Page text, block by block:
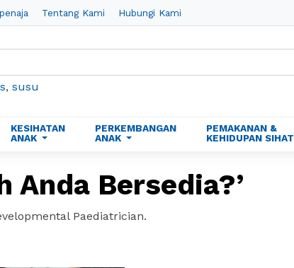
Tentang Kami Hubungi Kami
, susu
KESIHATAN
ANAK
PERKEMBANGAN
ANAK
PEMAKANAN &
KEHIDUPAN SIHAT
Anda Bersedia?’
Paediatrician.